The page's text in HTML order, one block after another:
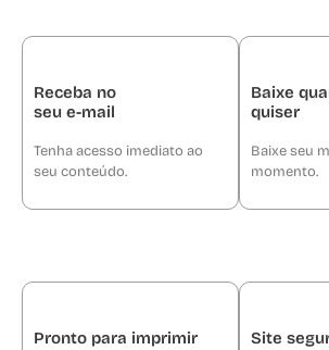
Receba no
seu e-mail
Tenha acesso imediato ao
seu conteúdo.
Baixe
quiser
Baixe seu
momento.
Pronto para imprimir Site